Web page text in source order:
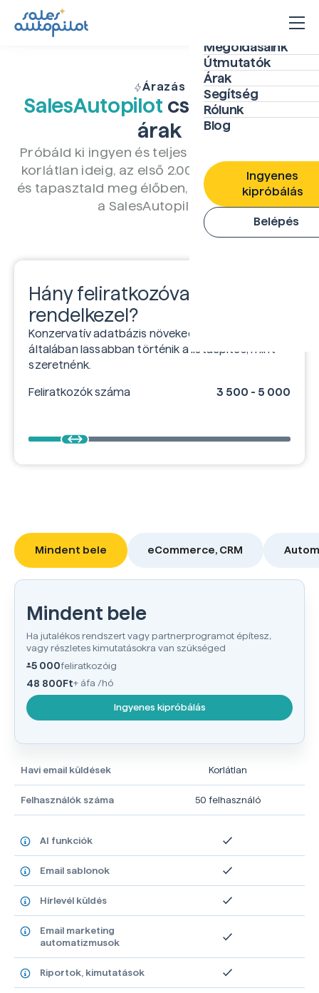
Megoldásaink
Útmutatók
Árak
Segítség
Rólunk
Blog
Ingyenes
kipróbálás
Belépés
Árazás
SalesAutopilot csomagok és
árak
Próbáld ki ingyen és teljes funkcionalitással
korlátlan ideig, az első 2.000 feliratkozódig,
és tapasztald meg élőben, mire leszel képes
a SalesAutopilottal.
Hány feliratkozóval
rendelkezel?
Konzervatív adatbázis növekedéssel kalkulálj,
általában lassabban történik a listaépítés, mint
szeretnénk.
Feliratkozók száma 3 500 - 5 000
Mindent bele eCommerce, CRM
Mindent bele
Ha jutalékos rendszert vagy partnerprogramot építesz,
vagy részletes kimutatásokra van szükséged
48 800Ft+ áfa /hó
5 000feliratkozóig
Ingyenes kipróbálás
Havi email küldések Korlátlan
Felhasználók száma 50 felhasználó
AI funkciók
Email sablonok
Hírlevél küldés
Email marketing
automatizmusok
Riportok, kimutatások